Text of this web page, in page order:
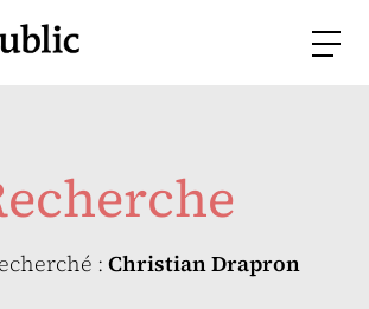
: Christian Drapron